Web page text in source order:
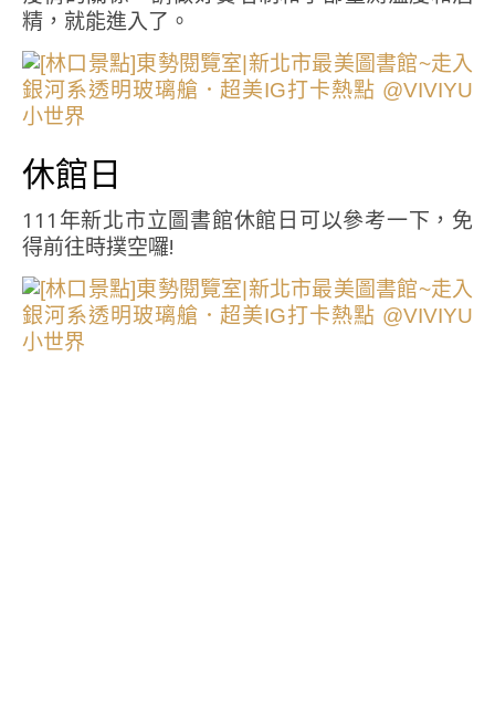
精，就能進入了。
休館日
111年新北市立圖書館休館日可以參考一下，免
得前往時撲空囉!